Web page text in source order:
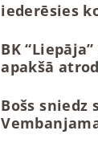
iederēsies
BK
apakšā
Bošs sniedz